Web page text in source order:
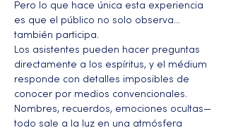
Pero lo que hace única esta experiencia
es que el público no solo observa…
también participa.
Los asistentes pueden hacer preguntas
directamente a los espíritus, y el médium
responde con detalles imposibles de
conocer por medios convencionales.
Nombres, recuerdos, emociones ocultas—
todo sale a la luz en una atmósfera